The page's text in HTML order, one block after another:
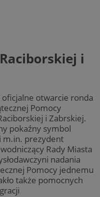
i
otwarcie ronda
Pomocy
i Zabrskiej.
pokaźny symbol
m.in. prezydent
Rady Miasta
nadania
Pomocy jednemu
także pomocnych